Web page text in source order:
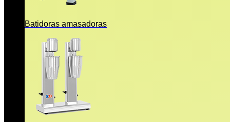
Batidoras amasadoras